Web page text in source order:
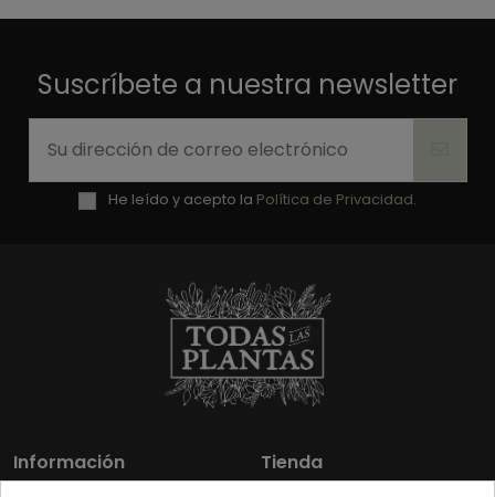
Suscríbete a nuestra newsletter
He leído y acepto la Política de Privacidad.
Información Tienda